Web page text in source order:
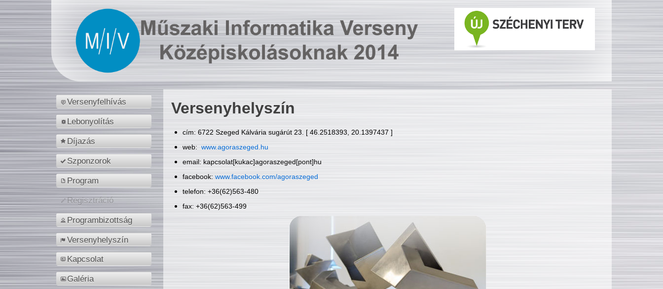
Versenyfelhívás
Lebonyolítás
Díjazás
Szponzorok
Program
Regisztráció
Programbizottság
Versenyhelyszín
Kapcsolat
Galéria
Versenyhelyszín
cím: 6722 Szeged Kálvária sugárút 23. [ 46.2518393, 20.1397437 ]
web: www.agoraszeged.hu
email: kapcsolat[kukac]agoraszeged[pont]hu
facebook: www.facebook.com/agoraszeged
telefon: +36(62)563-480
fax: +36(62)563-499